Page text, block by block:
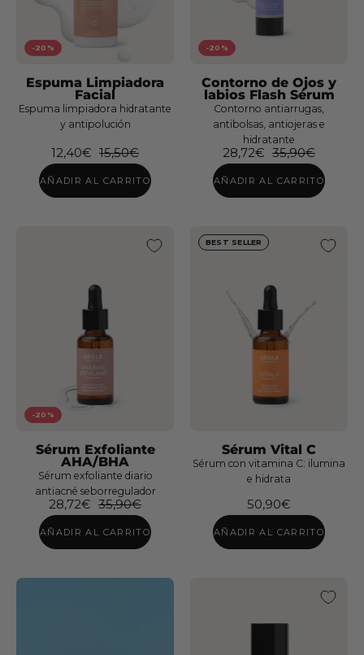
-20%
Espuma Limpiadora
Facial
Espuma limpiadora hidratante
y antipolución
12,40€ 15,50€
AÑADIR AL CARRITO
-20%
Contorno de Ojos y
labios Flash Sérum
Contorno antiarrugas,
antibolsas, antiojeras e
hidratante
28,72€ 35,90€
AÑADIR AL CARRITO
-20%
Sérum Exfoliante
AHA/BHA
Sérum exfoliante diario
antiacné seborregulador
28,72€ 35,90€
AÑADIR AL CARRITO
BEST SELLER
Sérum Vital C
Sérum con vitamina C: ilumina
e hidrata
50,90€
AÑADIR AL CARRITO